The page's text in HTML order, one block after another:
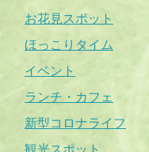
お花見スポット
ほっこりタイム
イベント
ランチ・カフェ
新型コロナライフ
観光スポット